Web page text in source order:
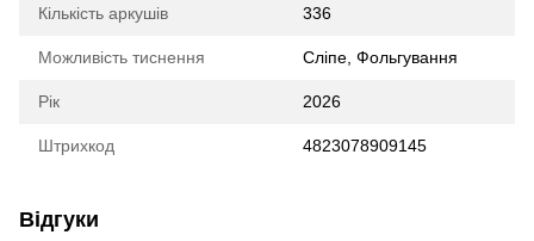
Кількість аркушів 336
Можливість тиснення Сліпе, Фольгування
Рік 2026
Штрихкод 4823078909145
Відгуки